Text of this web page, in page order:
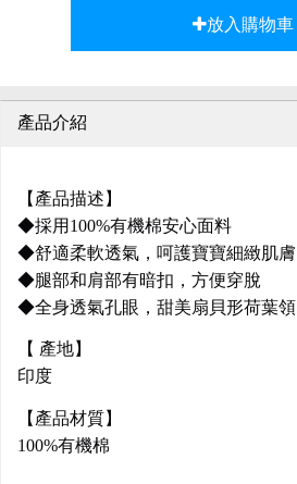
放入購物車
產品介紹
【產品描述】
◆採用100%有機棉安心面料
◆舒適柔軟透氣，呵護寶寶細緻肌膚
◆腿部和肩部有暗扣，方便穿脫
◆全身透氣孔眼，甜美扇貝形荷葉領
【 產地】
印度
【產品材質】
100%有機棉